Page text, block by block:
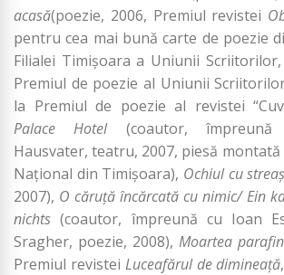
acasă(poezie, 2006, Premiul revistei
pentru cea mai bună carte de poezie
Filialei Timişoara a Uniunii
Premiul de poezie al Uniunii
la Premiul de poezie al revistei
Palace Hotel(coautor, împreună
Hausvater, teatru, 2007, piesă
Naţional din Timişoara), Ochiul cu
2007), O căruţă încărcată cu nimic/ Ein
nichts (coautor, împreună cu Ioan
Sragher, poezie, 2008), Moartea
Premiul revistei Luceafărul de dimineaţă